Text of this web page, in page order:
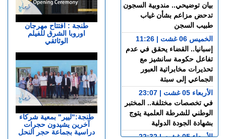
طنجة : افتتاح مهرجان
اوروبا الشرق للفيلم
الوثائقي
طنجة:"ليير" بمعية شركاء
آخرين يشيدون حجرات
دراسية بجماعة حجر النحل
بيان توضيحي.. مندوبية السجون
تدحض مزاعم بشأن غياب
طبيب السجن
الخميس 06 غشت | 11:26
إسبانيا.. القضاء يحقق في عدم
تفاعل حكومة سانشيز مع
تحذيرات مخابراتية العبور
الجماعي إلى سبتة
الأربعاء 05 غشت | 23:07
في تخصصات مختلفة.. المختبر
الوطني للشرطة العلمية يتوج
بشهادة الجودة الدولية
الأربعاء 05 غشت | 22:32